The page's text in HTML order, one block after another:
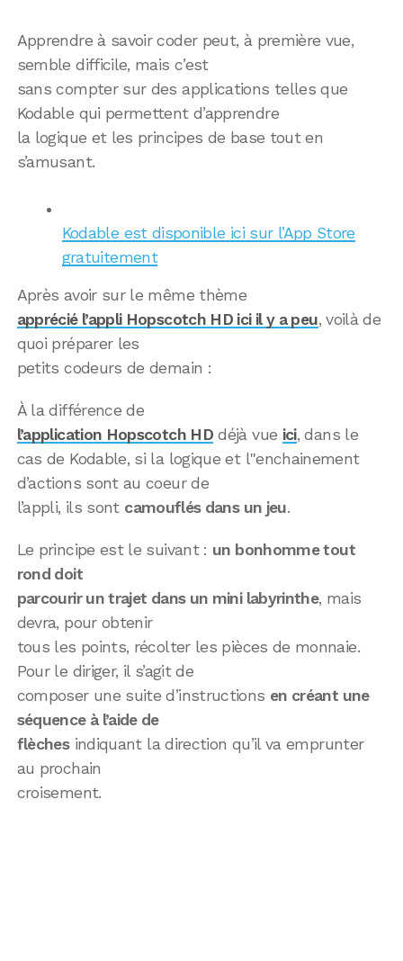
Apprendre à savoir coder peut, à première vue,
semble difficile, mais c’est
sans compter sur des applications telles que
Kodable qui permettent d’apprendre
la logique et les principes de base tout en
s’amusant.
Kodable est disponible ici sur l’App Store
gratuitement
Après avoir sur le même thème
apprécié l’appli Hopscotch HD ici il y a peu, voilà de
quoi préparer les
petits codeurs de demain :
À la différence de
l’application Hopscotch HD déjà vue ici, dans le
cas de Kodable, si la logique et l"enchainement
d’actions sont au coeur de
l’appli, ils sont camouflés dans un jeu.
Le principe est le suivant : un bonhomme tout
rond doit
parcourir un trajet dans un mini labyrinthe, mais
devra, pour obtenir
tous les points, récolter les pièces de monnaie.
Pour le diriger, il s’agit de
composer une suite d’instructions en créant une
séquence à l’aide de
flèchesindiquant la direction qu’il va emprunter
au prochain
croisement.